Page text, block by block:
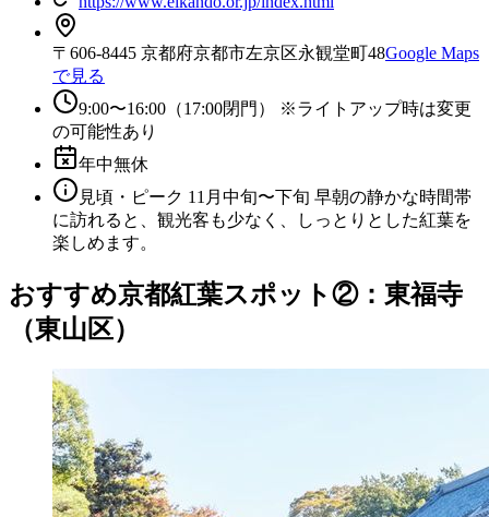
〒606-8445 京都府京都市左京区永観堂町48Google Maps
で見る
9:00〜16:00（17:00閉門） ※ライトアップ時は変更
の可能性あり
年中無休
見頃・ピーク 11月中旬〜下旬 早朝の静かな時間帯
に訪れると、観光客も少なく、しっとりとした紅葉を
楽しめます。
おすすめ京都紅葉スポット②：東福寺
（東山区）